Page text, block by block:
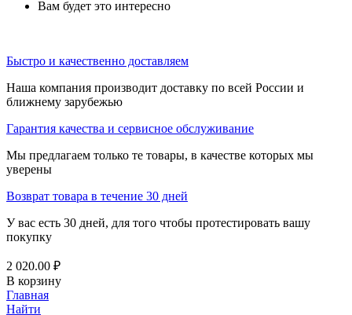
Вам будет это интересно
Быстро и качественно доставляем
Наша компания производит доставку по всей России и
ближнему зарубежью
Гарантия качества и сервисное обслуживание
Мы предлагаем только те товары, в качестве которых мы
уверены
Возврат товара в течение 30 дней
У вас есть 30 дней, для того чтобы протестировать вашу
покупку
2 020.00 ₽
В корзину
Главная
Найти